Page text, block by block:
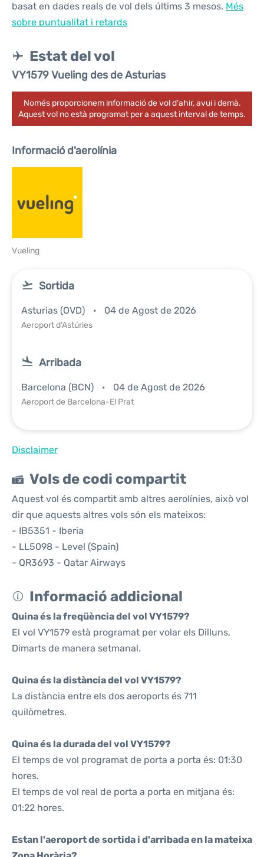
basat en dades reals de vol dels últims 3 mesos. Més
sobre puntualitat i retards
Estat del vol
VY1579 Vueling des de Asturias
Només proporcionem informació de vol d'ahir, avui i demà.
Aquest vol no està programat per a aquest interval de temps.
Informació d'aerolínia
Vueling
Sortida
Asturias (OVD) 04 de Agost de 2026
Aeroport d'Astúries
Arribada
Barcelona (BCN) 04 de Agost de 2026
Aeroport de Barcelona-El Prat
Disclaimer
Vols de codi compartit
Aquest vol és compartit amb altres aerolínies, això vol
dir que aquests altres vols són els mateixos:
- IB5351 - Iberia
- LL5098 - Level (Spain)
- QR3693 - Qatar Airways
Informació addicional
Quina és la freqüència del vol VY1579?
El vol VY1579 està programat per volar els Dilluns,
Dimarts de manera setmanal.
Quina és la distància del vol VY1579?
La distància entre els dos aeroports és 711
quilòmetres.
Quina és la durada del vol VY1579?
El temps de vol programat de porta a porta és: 01:30
hores.
El temps de vol real de porta a porta en mitjana és:
01:22 hores.
Estan l'aeroport de sortida i d'arribada en la mateixa